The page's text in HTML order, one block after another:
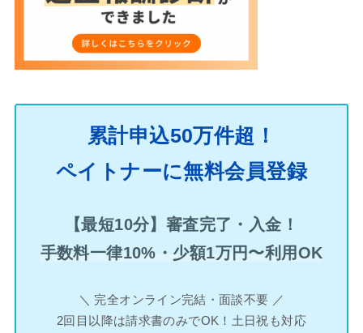
累計申込50万件超！
ペイトナーに無料会員登録
【最短10分】審査完了・入金！
手数料一律10%・少額1万円〜利用OK
＼ 完全オンライン完結・面談不要 ／
2回目以降は請求書のみでOK！土日祝も対応